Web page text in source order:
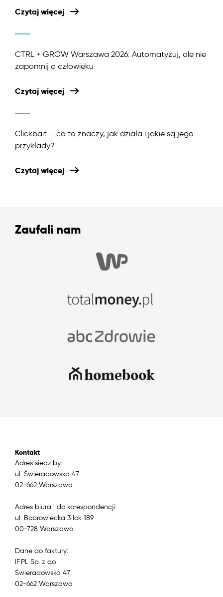
Czytaj więcej
CTRL + GROW Warszawa 2026: Automatyzuj, ale nie
zapomnij o człowieku
Czytaj więcej
Clickbait – co to znaczy, jak działa i jakie są jego
przykłady?
Czytaj więcej
Zaufali nam
Kontakt
Adres siedziby:
ul. Świeradowska 47
02-662 Warszawa
Adres biura i do korespondencji:
ul. Bobrowiecka 3 lok 189
00-728 Warszawa
Dane do faktury:
IF.PL Sp. z o.o.
Świeradowska 47,
02-662 Warszawa